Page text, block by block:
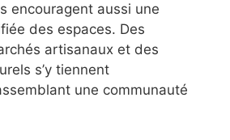
encouragent aussi une
des espaces. Des
artisanaux et des
s’y tiennent
une communauté